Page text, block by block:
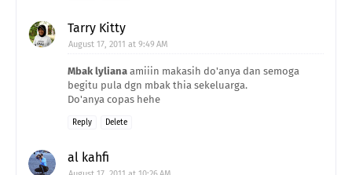
Tarry Kitty
August 17, 2011 at 9:49 AM
Mbak lyliana amiiin makasih do'anya dan semoga
begitu pula dgn mbak thia sekeluarga.
Do'anya copas hehe
Reply Delete
al kahfi